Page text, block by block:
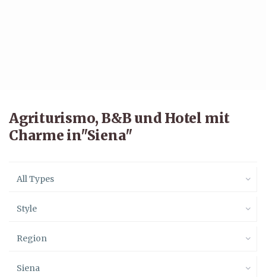
Agriturismo, B&B und Hotel mit
Charme in"Siena"
All Types
Style
Region
Siena